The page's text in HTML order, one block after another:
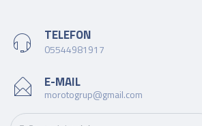
TELEFON
05544981917
E-MAIL
morotogrup@gmail.com